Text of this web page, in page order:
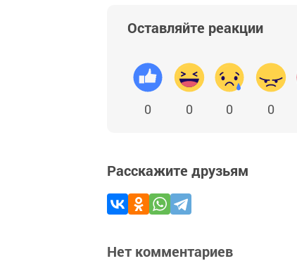
Оставляйте реакции
0 0 0 0
Расскажите друзьям
Нет комментариев